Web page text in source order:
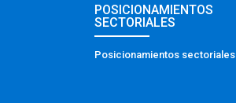
POSICIONAMIENTOS
SECTORIALES
Posicionamientos sectoriales